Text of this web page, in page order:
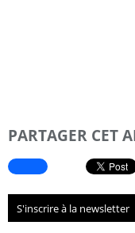
PARTAGER CET
S'inscrire à la newsletter